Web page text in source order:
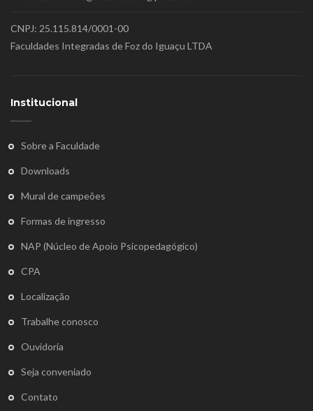
CNPJ: 25.115.814/0001-00
Faculdades Integradas de Foz do Iguaçu LTDA
Institucional
Sobre a Faculdade
Downloads
Mural de campeões
Formas de ingresso
NAP (Núcleo de Apoio Psicopedagógico)
CPA
Localização
Trabalhe conosco
Ouvidoria
Seja conveniado
Contato